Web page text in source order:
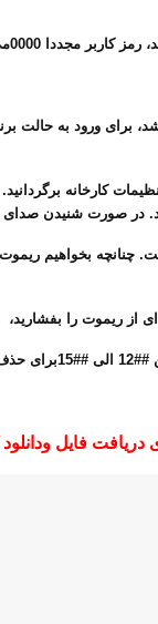
کارخانه
چنانچه بخواهیم
دریافت فایل ودانلود